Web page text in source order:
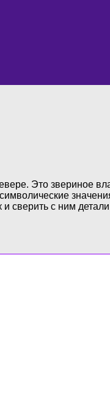
Это звериное
сверить с ним